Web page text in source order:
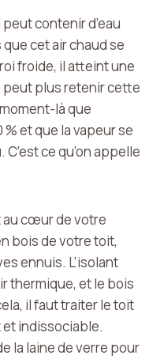
peut contenir d’eau
cet air chaud se
froide, il atteint une
plus retenir cette
là que
et que la vapeur se
ce qu’on appelle
au cœur de votre
bois de votre toit,
ennuis. L’isolant
thermique, et le bois
il faut traiter le toit
indissociable.
la laine de verre pour